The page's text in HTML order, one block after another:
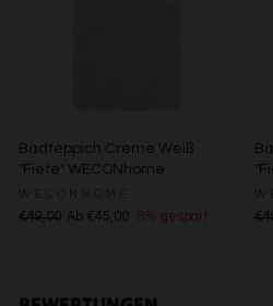
Badteppich Creme Weiß
"Fiete" WECONhome
€49,00 Ab €45,00 8% gespart
Messung der Performance
Analyse von Zielgruppen
Entwicklung und